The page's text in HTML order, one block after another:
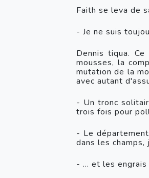
Faith se leva de
- Je ne suis
Dennis tiqua.
mousses, la
mutation de la
avec autant
- Un tronc
trois fois pour
- Le
dans les champs,
- … et les engrais